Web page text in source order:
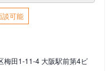
談可能
梅田1-11-4 大阪駅前第4ビ